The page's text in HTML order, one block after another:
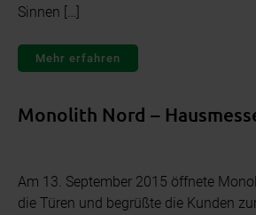
Sinnen […]
Mehr erfahren
Monolith Nord –
Am 13. September 2015 öffnete
die Türen und begrüßte die Kunden